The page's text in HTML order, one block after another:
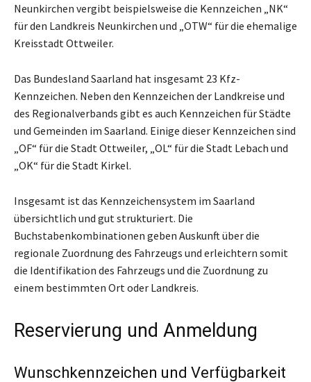
Neunkirchen vergibt beispielsweise die Kennzeichen „NK“
für den Landkreis Neunkirchen und „OTW“ für die ehemalige
Kreisstadt Ottweiler.
Das Bundesland Saarland hat insgesamt 23 Kfz-
Kennzeichen. Neben den Kennzeichen der Landkreise und
des Regionalverbands gibt es auch Kennzeichen für Städte
und Gemeinden im Saarland. Einige dieser Kennzeichen sind
„OF“ für die Stadt Ottweiler, „OL“ für die Stadt Lebach und
„OK“ für die Stadt Kirkel.
Insgesamt ist das Kennzeichensystem im Saarland
übersichtlich und gut strukturiert. Die
Buchstabenkombinationen geben Auskunft über die
regionale Zuordnung des Fahrzeugs und erleichtern somit
die Identifikation des Fahrzeugs und die Zuordnung zu
einem bestimmten Ort oder Landkreis.
Reservierung und Anmeldung
Wunschkennzeichen und Verfügbarkeit